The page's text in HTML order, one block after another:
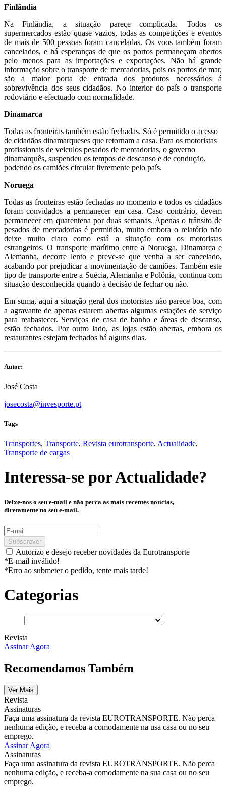
Finlândia
Na Finlândia, a situação pareçe complicada. Todos os
supermercados estão quase vazios, todas as competições e eventos
de mais de 500 pessoas foram canceladas. Os voos também foram
cancelados, e há esperanças de que os portos permaneçam abertos
pelo menos para as importações e exportações. Não há grande
informação sobre o transporte de mercadorias, pois os portos de mar,
são a maior porta de entrada dos produtos necessários á
sobrevivência dos seus cidadãos. No interior do país o transporte
rodoviário e efectuado com normalidade.
Dinamarca
Todas as fronteiras também estão fechadas. Só é permitido o acesso
de cidadãos dinamarqueses que retornam a casa. Para os motoristas
profissionais de veiculos pesados de mercadorias, o governo
dinamarquês, suspendeu os tempos de descanso e de condução,
podendo os camiões circular livremente pelo país.
Noruega
Todas as fronteiras estão fechadas no momento e todos os cidadãos
foram convidados a permanecer em casa. Caso contrário, devem
permanecer em quarentena por duas semanas. Apenas o trânsito de
pesados de mercadorias é permitido, muito embora o relatório não
deixe muito claro como está a situação com os motoristas
estrangeiros. O transporte marítimo entre a Noruega, Dinamarca e
Alemanha, decorre lento e preve-se que venha a ser cancelado,
acabando por prejudicar a movimentação de camiões. Também este
tipo de transporte entre a Suécia, Alemanha e Polônia, continua com
situação desconhecida quando à decisão de fechar ou não.
Em suma, aqui a situação geral dos motoristas não parece boa, com
a agravante de apenas estarem abertas algumas estações de serviço
para reabastecer. Serviços de casa de banho e áreas de descanso,
estão fechados. Por outro lado, as lojas estão abertas, embora os
restaurantes estejam fechados há alguns dias.
Autor:
José Costa
josecosta@invesporte.pt
Tags
Transportes, Transporte, Revista eurotransporte, Actualidade,
Transporte de cargas
Interessa-se porActualidade?
Deixe-nos o seu e-mail e não perca as mais recentes notícias,
diretamente no seu e-mail.
Subscrever
Autorizo e desejo receber novidades da Eurotransporte
*E-mail inválido!
*Erro ao submeter o pedido, tente mais tarde!
Categorias
Revista
Assinar Agora
Recomendamos Também
Ver Mais
Revista
Assinaturas
Faça uma assinatura da revista EUROTRANSPORTE. Não perca
nenhuma edição, e receba-a comodamente na usa casa ou no seu
emprego.
Assinar Agora
Assinaturas
Faça uma assinatura da revista EUROTRANSPORTE. Não perca
nenhuma edição, e receba-a comodamente na sua casa ou no seu
emprego.